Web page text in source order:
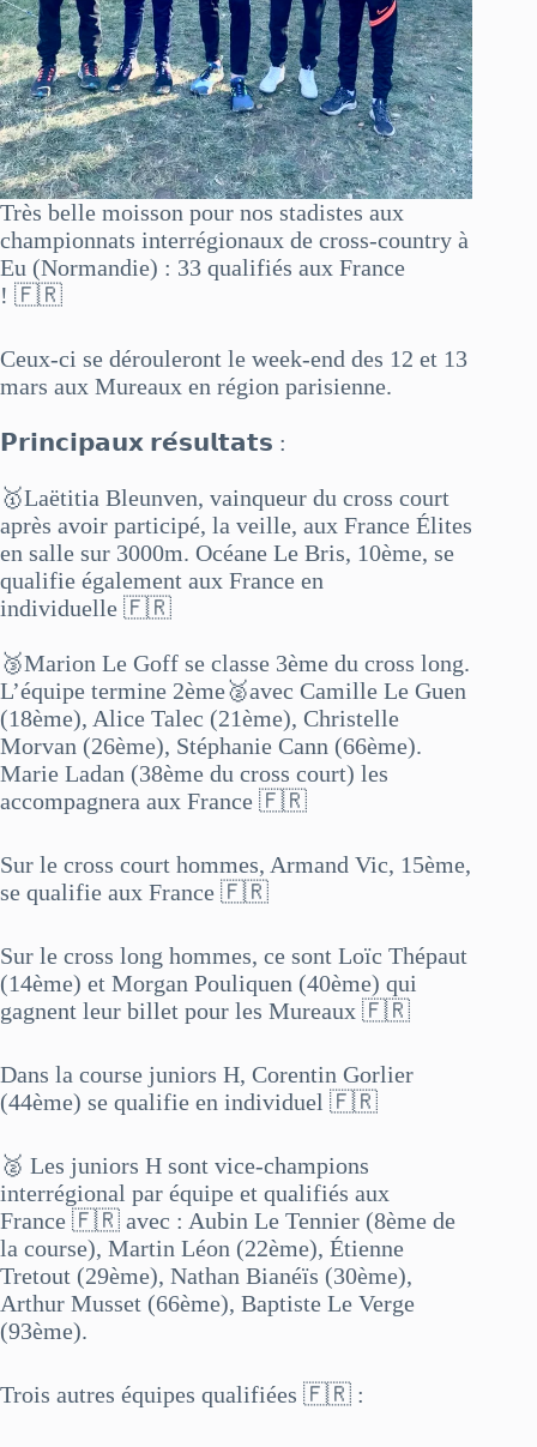
Très belle moisson pour nos stadistes aux
championnats interrégionaux de cross-country à
Eu (Normandie) : 33 qualifiés aux France
! 🇫🇷
Ceux-ci se dérouleront le week-end des 12 et 13
mars aux Mureaux en région parisienne.
𝗣𝗿𝗶𝗻𝗰𝗶𝗽𝗮𝘂𝘅 𝗿𝗲́𝘀𝘂𝗹𝘁𝗮𝘁𝘀 :
🥇Laëtitia Bleunven, vainqueur du cross court
après avoir participé, la veille, aux France Élites
en salle sur 3000m. Océane Le Bris, 10ème, se
qualifie également aux France en
individuelle 🇫🇷
🥉Marion Le Goff se classe 3ème du cross long.
L’équipe termine 2ème🥈avec Camille Le Guen
(18ème), Alice Talec (21ème), Christelle
Morvan (26ème), Stéphanie Cann (66ème).
Marie Ladan (38ème du cross court) les
accompagnera aux France 🇫🇷
Sur le cross court hommes, Armand Vic, 15ème,
se qualifie aux France 🇫🇷
Sur le cross long hommes, ce sont Loïc Thépaut
(14ème) et Morgan Pouliquen (40ème) qui
gagnent leur billet pour les Mureaux 🇫🇷
Dans la course juniors H, Corentin Gorlier
(44ème) se qualifie en individuel 🇫🇷
🥈 Les juniors H sont vice-champions
interrégional par équipe et qualifiés aux
France 🇫🇷 avec : Aubin Le Tennier (8ème de
la course), Martin Léon (22ème), Étienne
Tretout (29ème), Nathan Bianéïs (30ème),
Arthur Musset (66ème), Baptiste Le Verge
(93ème).
Trois autres équipes qualifiées 🇫🇷 :